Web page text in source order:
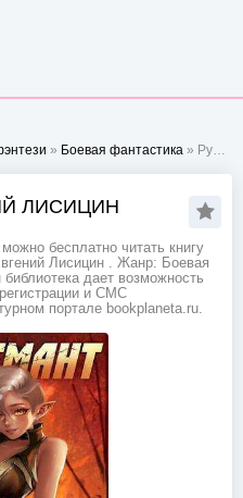
» Боевая фантастика » Ружемант 3 - Евгений Лисицин
ЛИСИЦИН
бесплатно читать книгу
Лисицин . Жанр: Боевая
дает возможность
и СМС
портале bookplaneta.ru.